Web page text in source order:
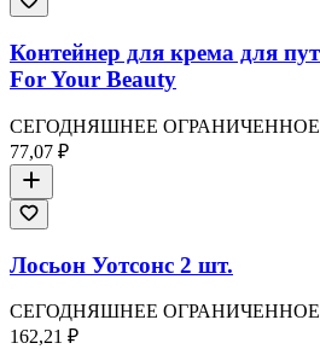
Контейнер для крема для
For Your Beauty
СЕГОДНЯШНЕЕ
77,07 ₽
Лосьон Уотсонс 2 шт.
СЕГОДНЯШНЕЕ
162,21 ₽